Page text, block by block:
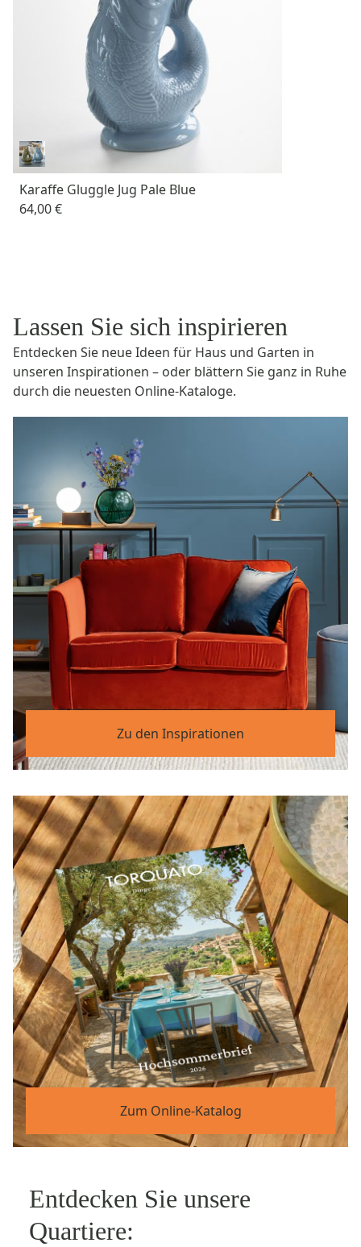
Karaffe Gluggle Jug Pale Blue
64,00 €
Lassen Sie sich inspirieren
Entdecken Sie neue Ideen für Haus und Garten in
unseren Inspirationen – oder blättern Sie ganz in Ruhe
durch die neuesten Online-Kataloge.
Zu den Inspirationen
Zum Online-Katalog
Entdecken Sie unsere
Quartiere: